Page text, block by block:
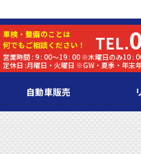
車検・ 整備のことは
何でもご相談ください！
TEL.
営業時間 : 9 : 00～19 : 00 ※木曜日のみ10 :
定休日 :月曜日・火曜日 ※GW・夏季・年末
自動車販売